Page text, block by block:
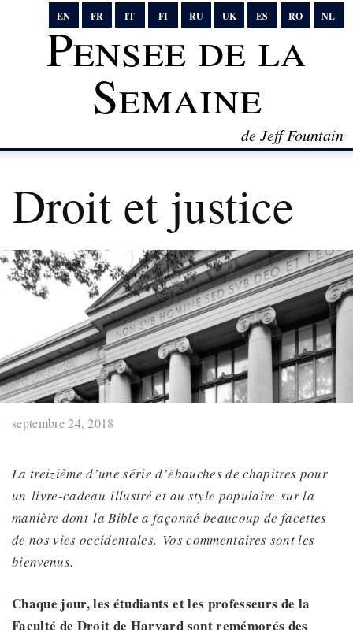
EN FR IT FI RU UK ES RO NL
Pensee de la
Semaine
de Jeff Fountain
Droit et justice
septembre 24, 2018
La treizième d’une série d’ébauches de chapitres pour
un livre-cadeau illustré et au style populaire sur la
manière dont la Bible a façonné beaucoup de facettes
de nos vies occidentales. Vos commentaires sont les
bienvenus.
Chaque jour, les étudiants et les professeurs de la
Faculté de Droit de Harvard sont remémorés des